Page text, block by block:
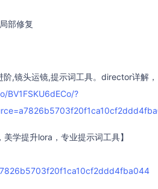
部修复
,镜头运镜,提示词工具。director详解，
BV1FSKU6dECo/?
学提升lora，专业提示词工具】